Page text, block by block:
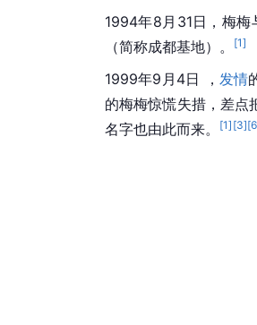
1994年8月31日，梅梅
（简称成都基地）。
[1]
1999年9月4日 ， 发情
的梅梅惊慌失措，差点
名字也由此而来。
[1] [3][6